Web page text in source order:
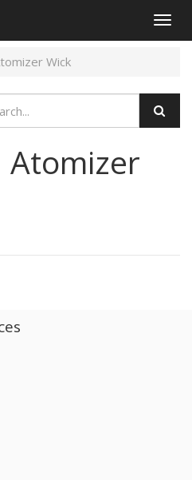
Wick
Atomizer